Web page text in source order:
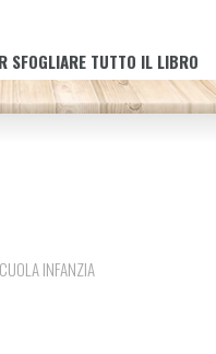
SFOGLIARE TUTTO IL LIBRO
INFANZIA